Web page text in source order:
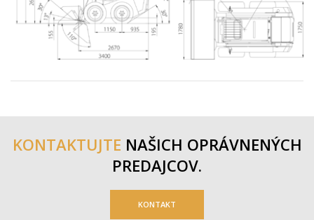
KONTAKTUJTE NAŠICH OPRÁVNENÝCH
PREDAJCOV.
KONTAKT